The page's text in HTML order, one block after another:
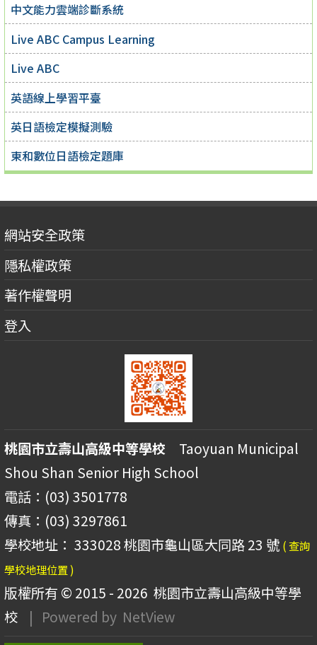
中文能力雲端診斷系統
Live ABC Campus Learning
Live ABC
英語線上學習平臺
英日語檢定模擬測驗
東和數位日語檢定題庫
網站安全政策
隱私權政策
著作權聲明
登入
桃園市立壽山高級中等學校 Taoyuan Municipal
Shou Shan Senior High School
電話：(03) 3501778
傳真：(03) 3297861
學校地址： 333028 桃園市龜山區大同路 23 號 ( 查詢
學校地理位置 )
版權所有 © 2015 - 2026 桃園市立壽山高級中等學
校
| Powered by NetView